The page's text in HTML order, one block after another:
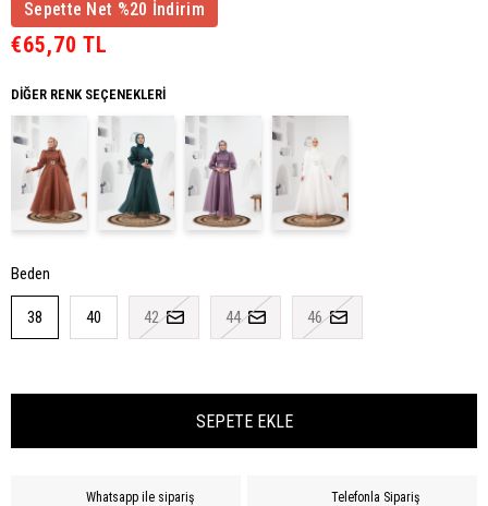
Sepette Net %20 İndirim
€65,70 TL
DIĞER RENK SEÇENEKLERI
Beden
38 40 42 44 46
Whatsapp ile sipariş Telefonla Sipariş